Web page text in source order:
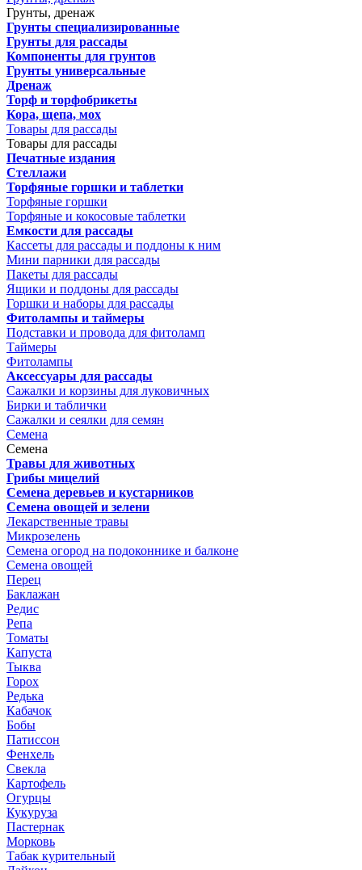
Грунты, дренаж
Грунты специализированные
Грунты для рассады
Компоненты для грунтов
Грунты универсальные
Дренаж
Торф и торфобрикеты
Кора, щепа, мох
Товары для рассады
Товары для рассады
Печатные издания
Стеллажи
Торфяные горшки и таблетки
Торфяные горшки
Торфяные и кокосовые таблетки
Емкости для рассады
Кассеты для рассады и поддоны к ним
Мини парники для рассады
Пакеты для рассады
Ящики и поддоны для рассады
Горшки и наборы для рассады
Фитолампы и таймеры
Подставки и провода для фитоламп
Таймеры
Фитолампы
Аксессуары для рассады
Сажалки и корзины для луковичных
Бирки и таблички
Сажалки и сеялки для семян
Семена
Семена
Травы для животных
Грибы мицелий
Семена деревьев и кустарников
Семена овощей и зелени
Лекарственные травы
Микрозелень
Семена огород на подоконнике и балконе
Семена овощей
Перец
Баклажан
Редис
Репа
Томаты
Капуста
Тыква
Горох
Редька
Кабачок
Бобы
Патиссон
Фенхель
Свекла
Картофель
Огурцы
Кукуруза
Пастернак
Морковь
Табак курительный